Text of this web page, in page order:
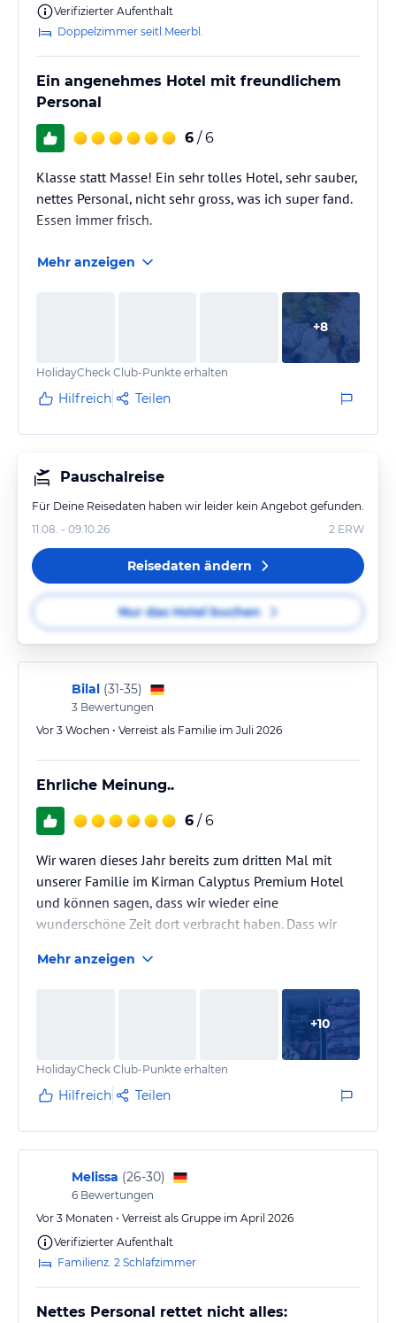
Verifizierter Aufenthalt
Doppelzimmer seitl.Meerbl.
Ein angenehmes Hotel mit freundlichem
Personal
6 / 6
Klasse statt Masse! Ein sehr tolles Hotel, sehr sauber,
nettes Personal, nicht sehr gross, was ich super fand.
Essen immer frisch.
Mehr anzeigen
+8
HolidayCheck Club-Punkte erhalten
Hilfreich Teilen
Pauschalreise
Für Deine Reisedaten haben wir leider kein Angebot gefunden.
11.08. - 09.10.26
2 ERW
Reisedaten ändern
Nur das Hotel buchen
Bilal (31-35)
3 Bewertungen
Vor 3 Wochen • Verreist als Familie im Juli 2026
Ehrliche Meinung..
6 / 6
Wir waren dieses Jahr bereits zum dritten Mal mit
unserer Familie im Kirman Calyptus Premium Hotel
und können sagen, dass wir wieder eine
wunderschöne Zeit dort verbracht haben. Dass wir
eigentlich schon für sich. Trotzdem hat es das Hotel
geschafft, uns auch dieses Jahr wieder positiv zu
Schon bei der Ankunft fühlt man sich willkommen.
Man wird herzlich empfangen, bekommt frische Säfte
und Kekse angeboten und merkt sofort, dass hier
Mehr anzeigen
+10
HolidayCheck Club-Punkte erhalten
Hilfreich Teilen
Melissa (26-30)
6 Bewertungen
Vor 3 Monaten • Verreist als Gruppe im April 2026
Verifizierter Aufenthalt
Familienz. 2 Schlafzimmer
Nettes Personal rettet nicht alles: